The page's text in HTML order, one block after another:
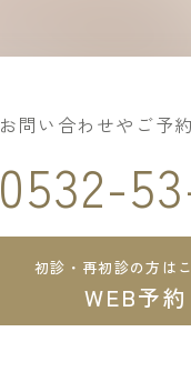
お問い合わせやご予
0532-
初診・再初診の方は
WEB予約